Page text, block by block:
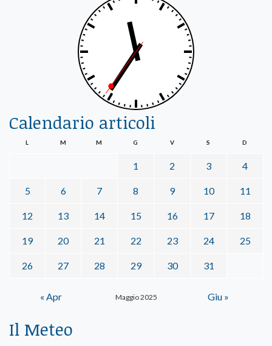
Calendario articoli
Maggio 2025
L M M G V S D
1 2 3 4
5 6 7 8 9 10 11
12 13 14 15 16 17 18
19 20 21 22 23 24 25
26 27 28 29 30 31
« Apr Giu »
Il Meteo